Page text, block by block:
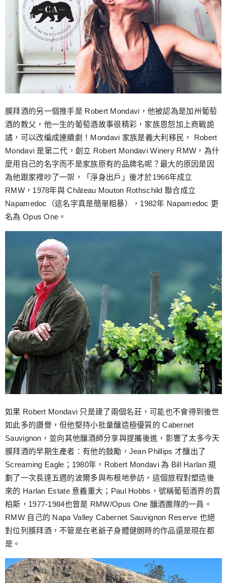
膜拜酒的另一個推手是 Robert Mondavi，他被認為是加州葡萄
酒的教父，他一生的葡萄酒故事很精彩，家族恩怨加上商戰詭
譎，可以改編成連續劇！Mondavi 家族是義大利移民， Robert
Mondavi 是第二代，創立 Robert Mondavi Winery RMW，為什
麼用自己的名字而不是家族原有的品牌名呢？最大的原因是因
為他跟家裡吵了一架，「淨身出戶」後才於1966年成立
RMW，1978年與 Château Mouton Rothschild 聯合成立
Napamedoc（這名字真是簡單粗暴），1982年 Napamedoc 更
名為 Opus One。
如果 Robert Mondavi 只是建了兩個名莊，可能也不會得到後世
如此多的讚譽，但他堅持小批量釀造極優質的 Cabernet
Sauvignon，並向其他釀酒師分享與提攜後進，影響了太多今天
膜拜酒的早期生產者：有他的鼓勵，Jean Phillips 才釀出了
Screaming Eagle；1980年，Robert Mondavi 為 Bill Harlan 規
劃了一次長達五週的波爾多與布根地參訪，這個旅程對塑造後
來的 Harlan Estate 意義重大；Paul Hobbs，號稱葡萄酒界的賈
柏斯，1977-1984也曾是 RMW/Opus One 釀酒團隊的一員。
RMW 自己的 Napa Valley Cabernet Sauvignon Reserve 也絕
對位列膜拜酒，不管是在老爺子身體健朗時的作品還是現在都
是。